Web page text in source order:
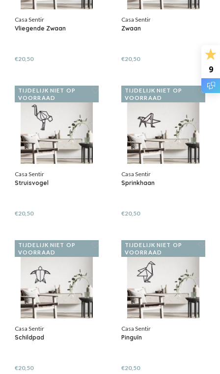
9
Casa Sentir
Vliegende Zwaan
€20,50
Casa Sentir
Zwaan
€20,50
TIJDELIJK NIET OP
VOORRAAD
Casa Sentir
Struisvogel
€20,50
TIJDELIJK NIET OP
VOORRAAD
Casa Sentir
Sprinkhaan
€20,50
TIJDELIJK NIET OP
VOORRAAD
Casa Sentir
Schildpad
€20,50
TIJDELIJK NIET OP
VOORRAAD
Casa Sentir
Pinguïn
€20,50